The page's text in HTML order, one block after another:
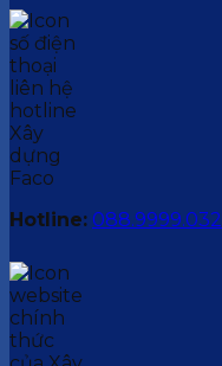
Hotline: 088.9999.032